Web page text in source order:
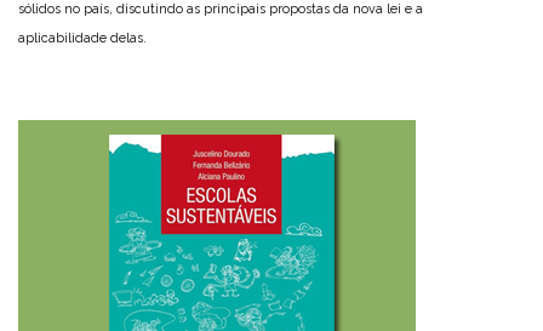
sólidos no país, discutindo as principais propostas da nova lei e a
aplicabilidade delas.